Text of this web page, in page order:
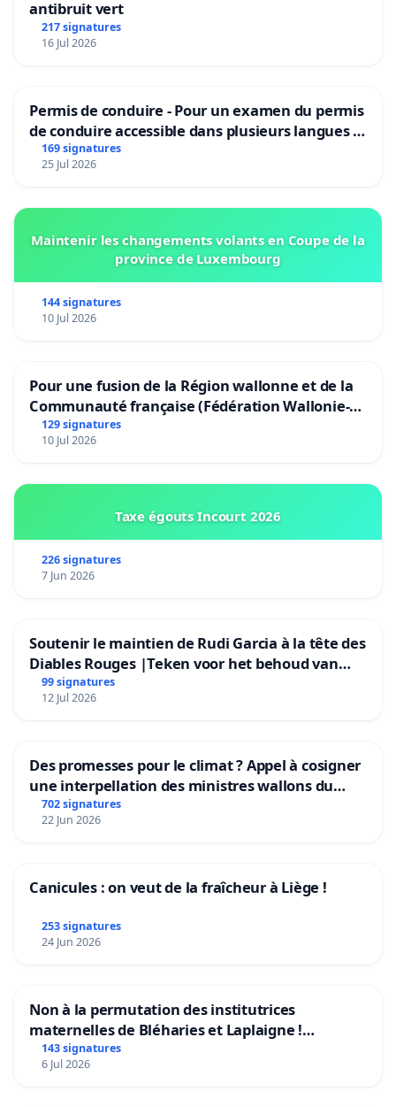
antibruit vert
217 signatures
16 Jul 2026
Permis de conduire - Pour un examen du permis
de conduire accessible dans plusieurs langues à
Bruxelles
169 signatures
25 Jul 2026
Maintenir les changements volants en Coupe de la
province de Luxembourg
144 signatures
10 Jul 2026
Pour une fusion de la Région wallonne et de la
Communauté française (Fédération Wallonie-
Bruxelles)
129 signatures
10 Jul 2026
Taxe égouts Incourt 2026
226 signatures
7 Jun 2026
Soutenir le maintien de Rudi Garcia à la tête des
Diables Rouges |Teken voor het behoud van
Rudi Garcia als bondscoach
99 signatures
12 Jul 2026
Des promesses pour le climat ? Appel à cosigner
une interpellation des ministres wallons du
climat et de l’environnement.
702 signatures
22 Jun 2026
Canicules : on veut de la fraîcheur à Liège !
253 signatures
24 Jun 2026
Non à la permutation des institutrices
maternelles de Bléharies et Laplaigne !
Préservons la stabilité de nos enfants.
143 signatures
6 Jul 2026